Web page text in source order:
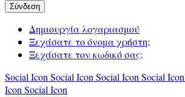
Σύνδεση
Δημιουργία λογαριασμού
Ξεχάσατε το όνομα χρήστη;
Ξεχάσατε τον κωδικό σας;
Social IconSocial IconSocial IconSocial Icon
IconSocial Icon